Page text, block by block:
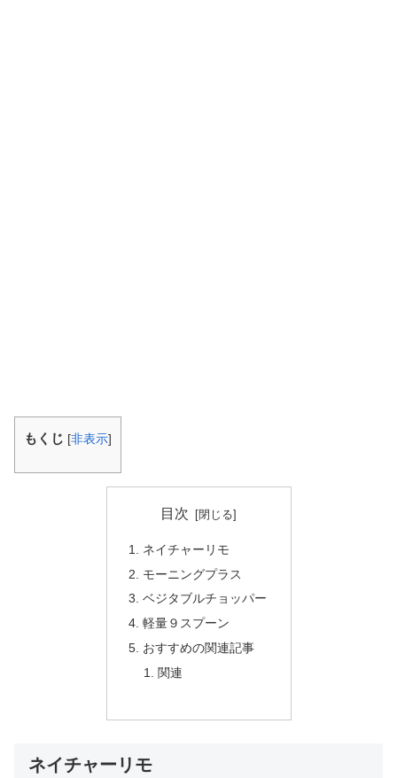
もくじ [非表示]
目次
ネイチャーリモ
モーニングプラス
ベジタブルチョッパー
軽量９スプーン
おすすめの関連記事
関連
ネイチャーリモ